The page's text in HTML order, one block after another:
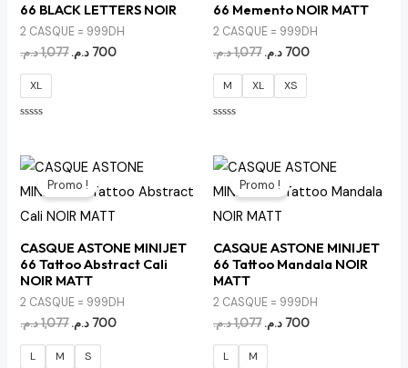
66 BLACK LETTERS NOIR
2 CASQUE = 999DH
1,077د.م. 700 د.م.
XL
5
66 Memento NOIR MATT
2 CASQUE = 999DH
1,077د.م. 700د.م.
M XL XS
5
Promo !
CASQUE ASTONE MINIJET
66 Tattoo Abstract Cali
NOIR MATT
2 CASQUE = 999DH
1,077د.م.
Le
prix
initial
était :
700 د.م.
Le
actuel
L M S
Promo !
CASQUE ASTONE MINIJET
66 Tattoo Mandala NOIR
MATT
2 CASQUE = 999DH
1,077د.م.
Le
prix
initial
était :
700د.م.
Le
actuel
L M